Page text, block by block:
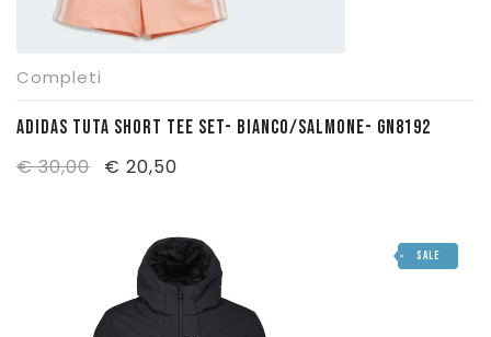
Completi
ADIDAS TUTA SHORT TEE SET- BIANCO/SALMONE- GN8192
€30,00
Il
originale
era:
€ 30,00.
€ 20,50
attuale
è:
€ 20,50.
SALE